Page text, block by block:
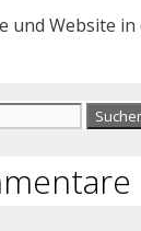
und Website